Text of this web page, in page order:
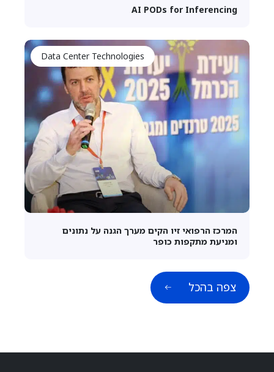
AI PODs for Inferencing
Data Center Technologies
המרכז הרפואי זיו הקים מערך הגנה על נתונים
ומניעת מתקפות כופר
צפה בהכל